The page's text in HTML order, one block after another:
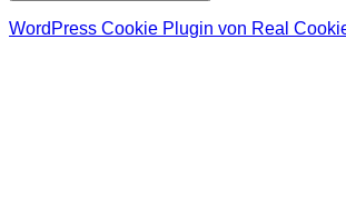
WordPress Cookie Plugin von Real